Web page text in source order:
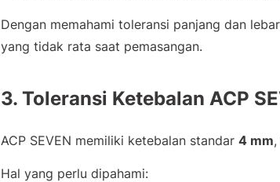
Dengan memahami toleransi panjang dan
yang tidak rata saat pemasangan.
3. Toleransi Ketebalan ACP
ACP SEVEN memiliki ketebalan standar4 mm
Hal yang perlu dipahami: